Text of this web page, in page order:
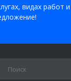
видах работ